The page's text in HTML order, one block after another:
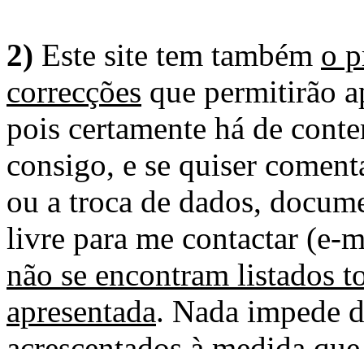
2) Este site tem também o
correcções que permitirão
pois certamente há de
consigo, e se quiser
ou a troca de dados,
livre para me contactar (e-
não se encontram listados
apresentada. Nada impede